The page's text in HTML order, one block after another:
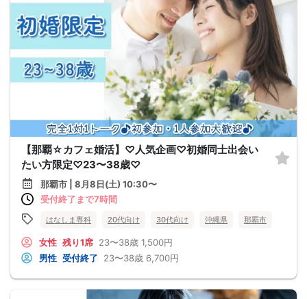
【那覇☆カフェ婚活】♡人気企画♡初婚同士出会い
たい方限定♡23〜38歳♡
那覇市 | 8月8日(土) 10:30〜
受付終了まで7時間
はなしま専科 20代向け 30代向け 沖縄県 那覇市
女性 残り1席 23〜38歳 1,500円
男性 受付終了 23〜38歳 6,700円